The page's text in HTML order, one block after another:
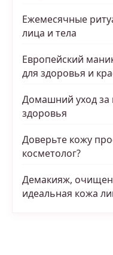
Ежемесячные
лица и тела
Европейский
для здоровья и
Домашний уход за
здоровья
Доверьте кожу
косметолог?
Демакияж,
идеальная кожа